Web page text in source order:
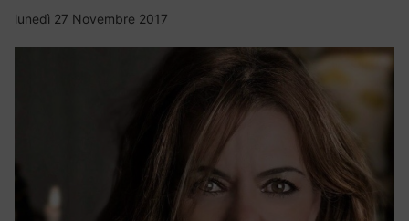
lunedì 27 Novembre 2017